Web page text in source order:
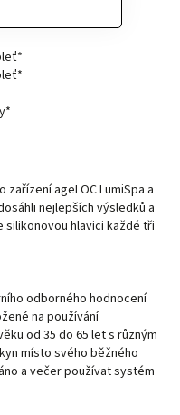
ageLOC LumiSpa a
nejlepších výsledků a
silikonovou hlavici každé tři
odborného hodnocení
na používání
od 35 do 65 let s různým
místo svého běžného
a večer používat systém